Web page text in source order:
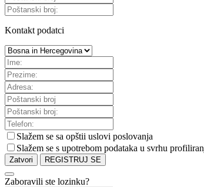
Kontakt podatci
Slažem se sa opštii uslovi poslovanja
Slažem se s upotrebom podataka u svrhu
Zatvori REGISTRUJ SE
Zaboravili ste lozinku?